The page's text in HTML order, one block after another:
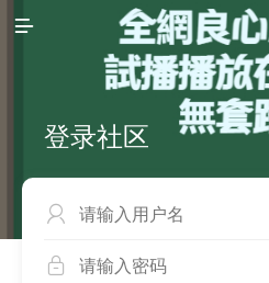

登录社区

